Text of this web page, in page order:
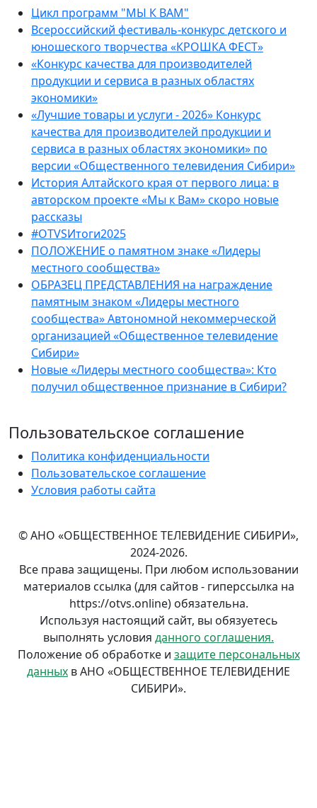
Цикл программ "МЫ К ВАМ"
Всероссийский фестиваль-конкурс детского и
юношеского творчества «КРОШКА ФЕСТ»
«Конкурс качества для производителей
продукции и сервиса в разных областях
экономики»
«Лучшие товары и услуги - 2026» Конкурс
качества для производителей продукции и
сервиса в разных областях экономики» по
версии «Общественного телевидения Сибири»
История Алтайского края от первого лица: в
авторском проекте «Мы к Вам» скоро новые
рассказы
#OTVSИтоги2025
ПОЛОЖЕНИЕ о памятном знаке «Лидеры
местного сообщества»
ОБРАЗЕЦ ПРЕДСТАВЛЕНИЯ на награждение
памятным знаком «Лидеры местного
сообщества» Автономной некоммерческой
организацией «Общественное телевидение
Сибири»
Новые «Лидеры местного сообщества»: Кто
получил общественное признание в Сибири?
Пользовательское соглашение
Политика конфиденциальности
Пользовательское соглашение
Условия работы сайта
© АНО «ОБЩЕСТВЕННОЕ ТЕЛЕВИДЕНИЕ СИБИРИ»,
2024-2026.
Все права защищены. При любом использовании
материалов ссылка (для сайтов - гиперссылка на
https://otvs.online) обязательна.
Используя настоящий сайт, вы обязуетесь
выполнять условия данного соглашения.
Положение об обработке и защите персональных
данных в АНО «ОБЩЕСТВЕННОЕ ТЕЛЕВИДЕНИЕ
СИБИРИ».